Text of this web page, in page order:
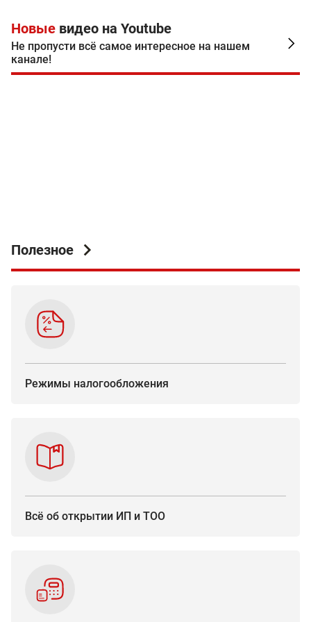
Казахстане. Какие документы требуется подать и
куда.
Новые видео на Youtube
Не пропусти всё самое интересное на нашем
канале!
Полезное
Режимы налогообложения
Всё об открытии ИП и ТОО